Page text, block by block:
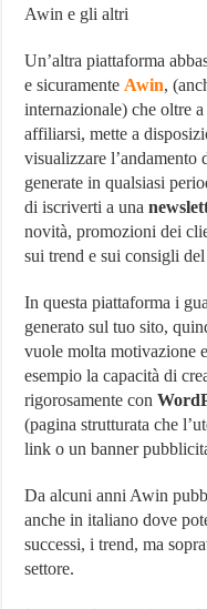
Awin e gli altri
Un’altra piattaforma
e sicuramenteAwin,
internazionale) che oltre
affiliarsi, mette a
visualizzare
generate in qualsiasi
di iscriverti a una
novità, promozioni dei
sui trend e sui consigli
In questa piattaforma i
generato sul tuo sito,
vuole molta motivazione
esempio la capacità di
rigorosamente con
(pagina strutturata che
link o un banner
Da alcuni anni Awin
anche in italiano dove
successi, i trend, ma
settore.